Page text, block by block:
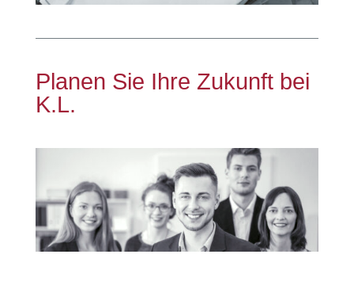
Planen Sie Ihre Zukunft bei
K.L.